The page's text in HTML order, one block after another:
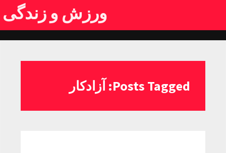
ورزش و زندگی
Posts Tagged: آزادکار